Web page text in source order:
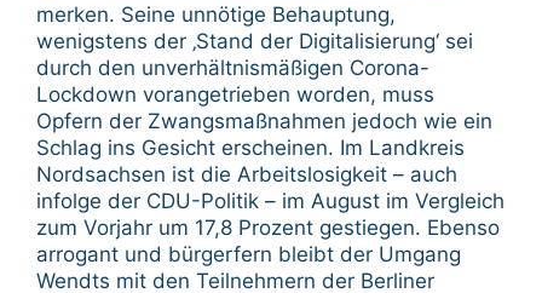
merken. Seine unnötige Behauptung,
wenigstens der ‚Stand der Digitalisierung‘ sei
durch den unverhältnismäßigen Corona-
Lockdown vorangetrieben worden, muss
Opfern der Zwangsmaßnahmen jedoch wie ein
Schlag ins Gesicht erscheinen. Im Landkreis
Nordsachsen ist die Arbeitslosigkeit – auch
infolge der CDU-Politik – im August im Vergleich
zum Vorjahr um 17,8 Prozent gestiegen. Ebenso
arrogant und bürgerfern bleibt der Umgang
Wendts mit den Teilnehmern der Berliner